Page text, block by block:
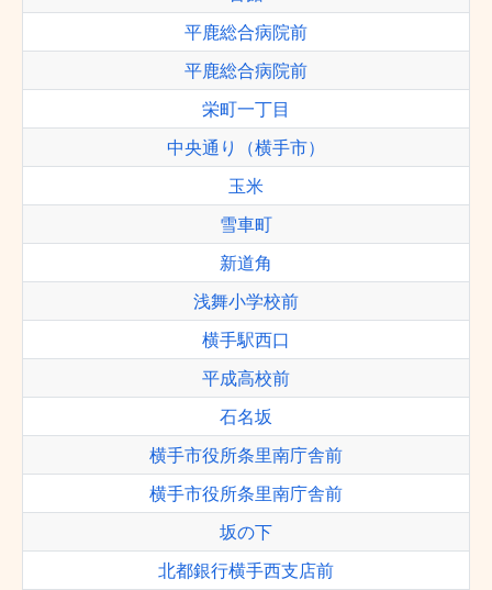
平鹿総合病院前
平鹿総合病院前
栄町一丁目
中央通り（横手市）
玉米
雪車町
新道角
浅舞小学校前
横手駅西口
平成高校前
石名坂
横手市役所条里南庁舎前
横手市役所条里南庁舎前
坂の下
北都銀行横手西支店前